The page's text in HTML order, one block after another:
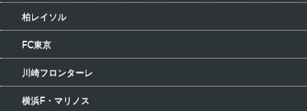
柏レイソル
FC東京
川崎フロンターレ
横浜F・マリノス